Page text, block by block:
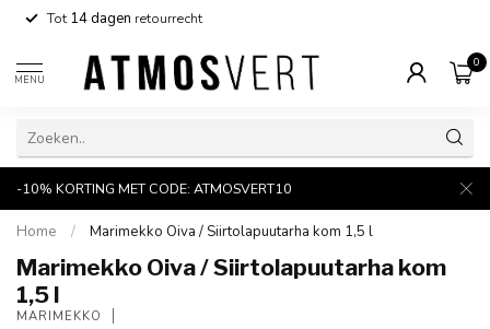
Tot14 dagen retourrecht
MENU
0
-10% KORTING MET CODE: ATMOSVERT10
Home / Marimekko Oiva / Siirtolapuutarha kom 1,5 l
Marimekko Oiva / Siirtolapuutarha kom
1,5 l
MARIMEKKO